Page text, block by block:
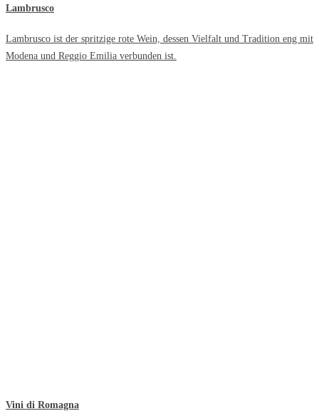
Lambrusco
Lambrusco ist der spritzige rote Wein, dessen Vielfalt und Tradition eng mit
Modena und Reggio Emilia verbunden ist.
Vini di Romagna